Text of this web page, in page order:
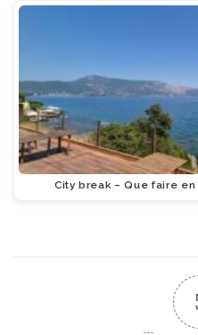
City break – Que faire